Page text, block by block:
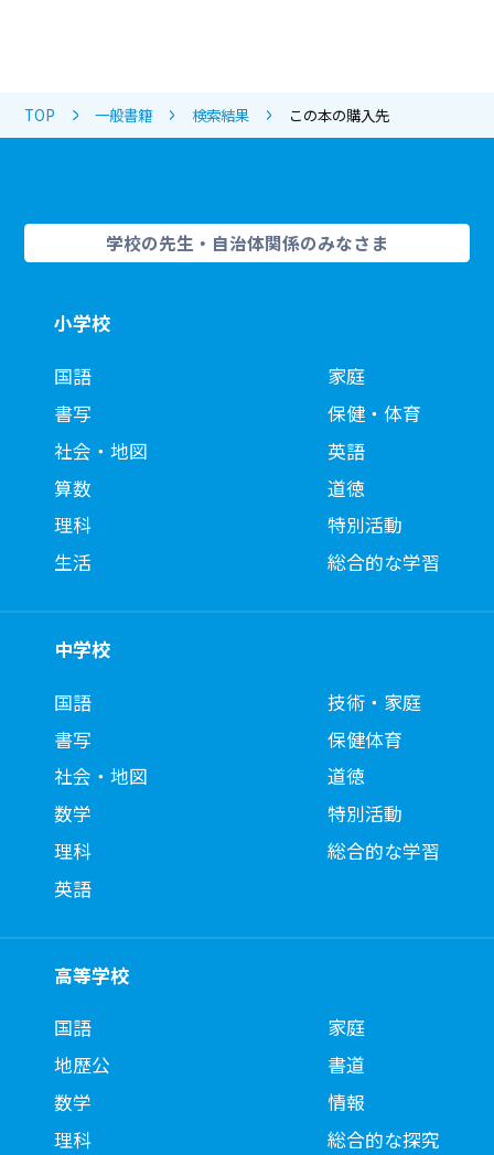
TOP 一般書籍 検索結果 この本の購入先
学校の先生・自治体関係のみなさま
小学校
国語
書写
社会・地図
算数
理科
生活
家庭
保健・体育
英語
道徳
特別活動
総合的な学習
中学校
国語
書写
社会・地図
数学
理科
英語
技術・家庭
保健体育
道徳
特別活動
総合的な学習
高等学校
国語
地歴公
数学
理科
家庭
書道
情報
総合的な探究